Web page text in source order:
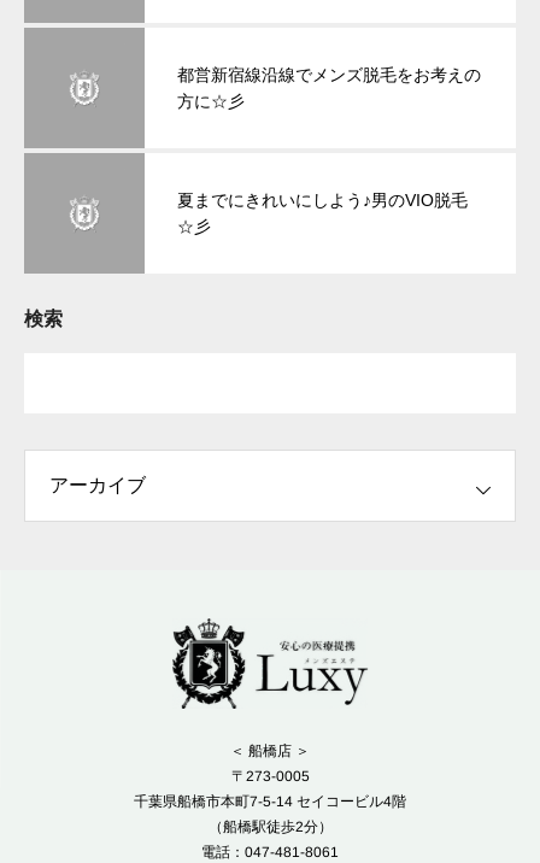
都営新宿線沿線でメンズ脱毛をお考えの
方に☆彡
夏までにきれいにしよう♪男のVIO脱毛
☆彡
検索
＜ 船橋店 ＞
〒273-0005
千葉県船橋市本町7-5-14 セイコービル4階
（船橋駅徒歩2分）
電話：047-481-8061